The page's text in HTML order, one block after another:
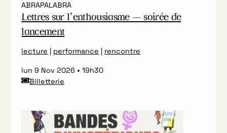
ABRAPALABRA
Lettres sur l’enthousiasme — soirée de
lancement
lecture | performance | rencontre
lun 9 Nov 2026
19h30
Billetterie